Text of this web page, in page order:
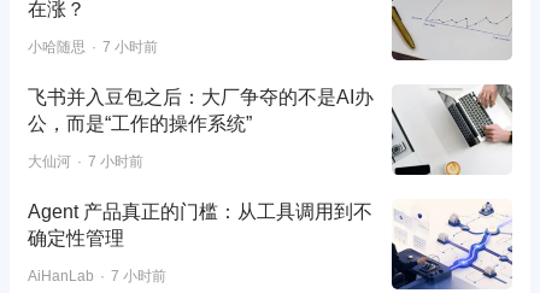
在涨？
小哈随思 7 小时前
飞书并入豆包之后：大厂争夺的不是AI办
公，而是“工作的操作系统”
大仙河 7 小时前
Agent 产品真正的门槛：从工具调用到不
确定性管理
AiHanLab 7 小时前